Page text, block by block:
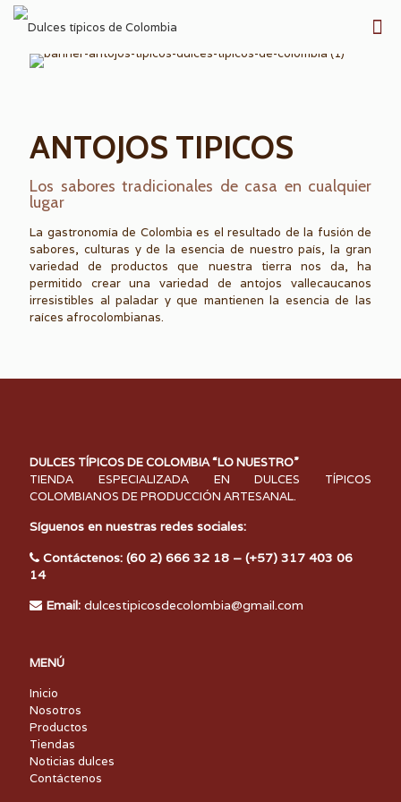
ANTOJOS TIPICOS
Los sabores tradicionales de casa en cualquier
lugar
La gastronomía de Colombia es el resultado de la fusión de
sabores, culturas y de la esencia de nuestro país, la gran
variedad de productos que nuestra tierra nos da, ha
permitido crear una variedad de antojos vallecaucanos
irresistibles al paladar y que mantienen la esencia de las
raíces afrocolombianas.
DULCES TÍPICOS DE COLOMBIA “LO NUESTRO”
TIENDA ESPECIALIZADA EN DULCES TÍPICOS
COLOMBIANOS DE PRODUCCIÓN ARTESANAL.
Síguenos en nuestras redes sociales:
Contáctenos: (60 2) 666 32 18 – (+57) 317 403 06
14
Email: dulcestipicosdecolombia@gmail.com
MENÚ
Inicio
Nosotros
Productos
Tiendas
Noticias dulces
Contáctenos